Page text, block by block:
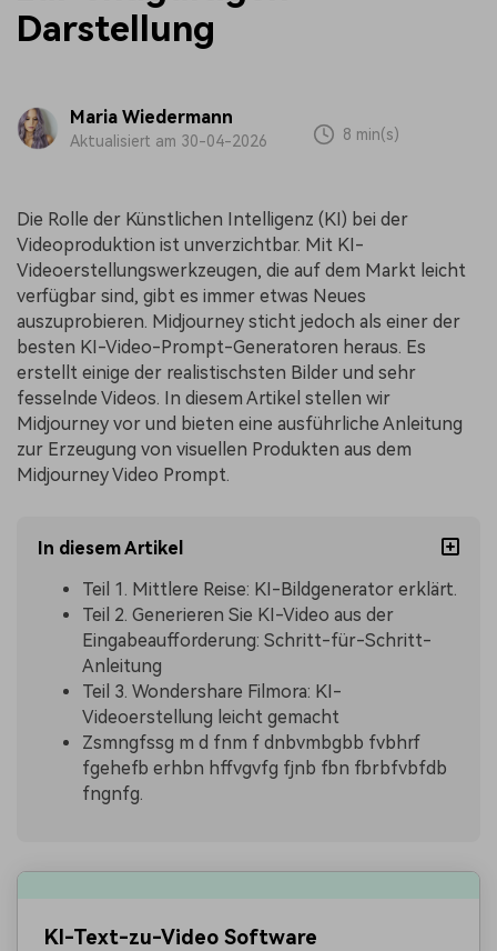
Darstellung
Maria Wiedermann
Aktualisiert am 30-04-2026 8 min(s)
Die Rolle der Künstlichen Intelligenz (KI) bei der
Videoproduktion ist unverzichtbar. Mit KI-
Videoerstellungswerkzeugen, die auf dem Markt leicht
verfügbar sind, gibt es immer etwas Neues
auszuprobieren. Midjourney sticht jedoch als einer der
besten KI-Video-Prompt-Generatoren heraus. Es
erstellt einige der realistischsten Bilder und sehr
fesselnde Videos. In diesem Artikel stellen wir
Midjourney vor und bieten eine ausführliche Anleitung
zur Erzeugung von visuellen Produkten aus dem
Midjourney Video Prompt.
In diesem Artikel
Teil 1. Mittlere Reise: KI-Bildgenerator erklärt.
Teil 2. Generieren Sie KI-Video aus der
Eingabeaufforderung: Schritt-für-Schritt-
Anleitung
Teil 3. Wondershare Filmora: KI-
Videoerstellung leicht gemacht
Zsmngfssg m d fnm f dnbvmbgbb fvbhrf
fgehefb erhbn hffvgvfg fjnb fbn fbrbfvbfdb
fngnfg.
KI-Text-zu-Video Software